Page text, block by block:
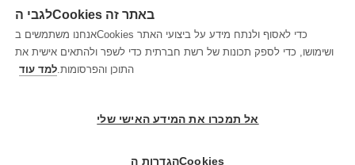
© 1999-2026 בריינפופ. כל הזכויות שמורות
לגבי הCookies באתר זה
אנחנו משתמשים בCookies כדי לאסוף ולנתח מידע על ביצועי האתר
ושימושו, כדי לספק תכונות של רשת חברתית כדי לשפר ולהתאים אישית את
התוכן והפרסומות.למד עוד
אל תמכרו את המידע האישי שלי
הגדרות הCookies